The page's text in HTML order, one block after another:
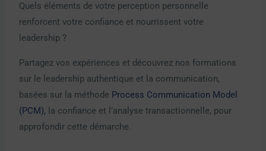
Quels éléments de votre perception personnelle
renforcent votre confiance et nourrissent votre
leadership ?
Partagez vos expériences et découvrez nos formations
sur le leadership authentique et la communication,
basées sur la méthode Process Communication Model
(PCM), la confiance et l’analyse transactionnelle, pour
approfondir cette démarche.